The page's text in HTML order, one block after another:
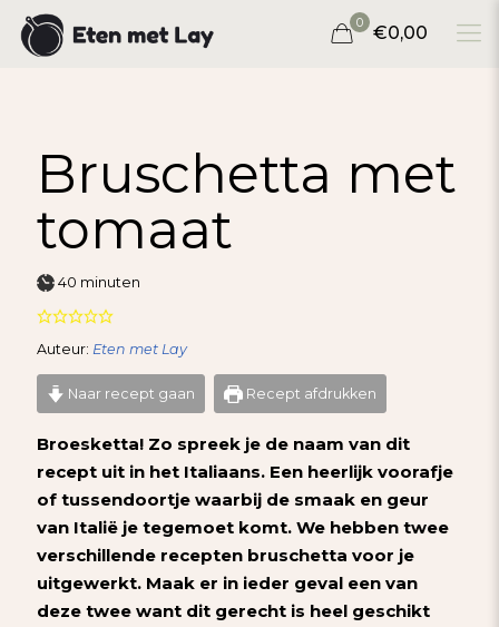
0 €0,00
Bruschetta met
tomaat
40 minuten
minuten
Auteur: Eten met Lay
Naar recept gaan Recept afdrukken
Broesketta! Zo spreek je de naam van dit
recept uit in het Italiaans. Een heerlijk voorafje
of tussendoortje waarbij de smaak en geur
van Italië je tegemoet komt. We hebben twee
verschillende recepten bruschetta voor je
uitgewerkt. Maak er in ieder geval een van
deze twee want dit gerecht is heel geschikt